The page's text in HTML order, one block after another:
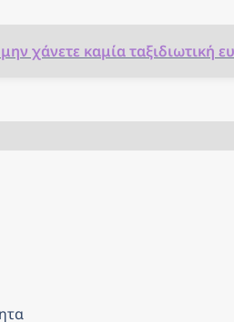
χάνετε καμία ταξιδιωτική